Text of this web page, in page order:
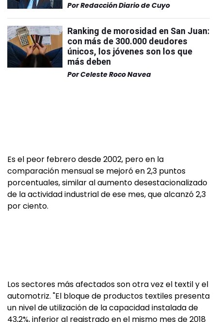
PorRedacción Diario de Cuyo
Ranking de morosidad en San Juan:
con más de 300.000 deudores
únicos, los jóvenes son los que
más deben
PorCeleste Roco Navea
Es el peor febrero desde 2002, pero en la
comparación mensual se mejoró en 2,3 puntos
porcentuales, similar al aumento desestacionalizado
de la actividad industrial de ese mes, que alcanzó 2,3
por ciento.
Los sectores más afectados son otra vez el textil y el
automotriz. "El bloque de productos textiles presenta
un nivel de utilización de la capacidad instalada de
43,2%, inferior al registrado en el mismo mes de 2018